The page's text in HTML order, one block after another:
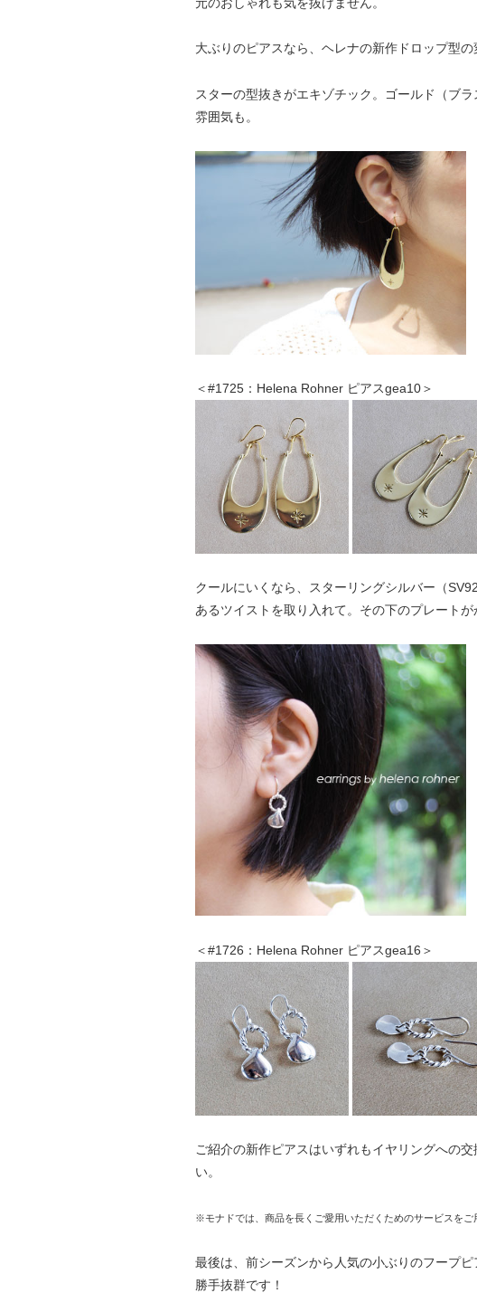
大ぶりのピアスなら、ヘレナの新作ドロップ型の
スターの型抜きがエキゾチック。ゴールド（ブ
雰囲気も。
＜#1725：Helena Rohner ピアスgea10＞
クールにいくなら、スターリングシルバー（
あるツイストを取り入れて。その下のプレートが
＜#1726：Helena Rohner ピアスgea16＞
ご紹介の新作ピアスはいずれもイヤリングへの
い。
※モナドでは、商品を長くご愛用いただくためのサービスをご
最後は、前シーズンから人気の小ぶりのフープ
勝手抜群です！